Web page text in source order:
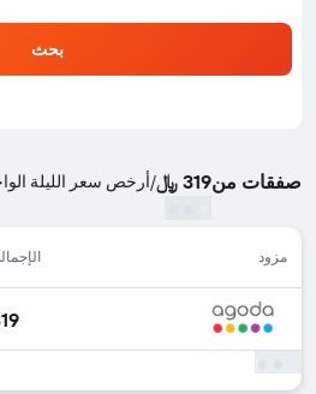
بحث
صفقات من319 ﷼ /أرخص سعر الليلة
مزود